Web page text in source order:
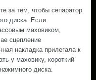
за тем, чтобы сепаратор
диска. Если
маховиком,
сцепление
накладка прилегала к
у маховику, короткий
диска.